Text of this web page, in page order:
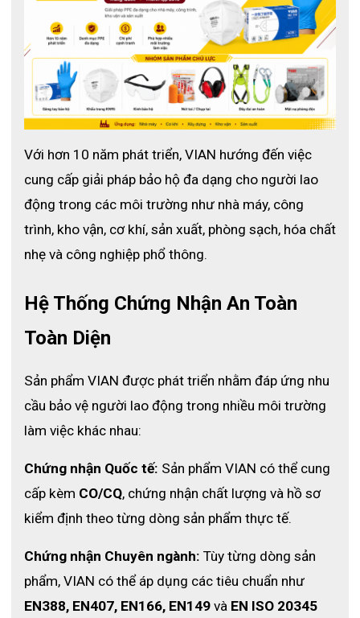
Khẩu trang chống bụi mịn VIAN 9502V+
1. Đặc điểm nổi bật – Công nghệ và thiết kế
vượt trội
- Xuất xứ: Trung Quốc
- Mã sản phẩm: 9502V+
- Tiêu chuẩn: KN95 (GB2626-2019)
- Thiết kế: Dạng gấp phẳng, có van thở
- Dây đeo: Thun đàn hồi qua đầu
- Kẹp mũi: Xốp mềm, điều chỉnh ôm sát
- Màu sắc: Trắng
- Đóng gói: 25 cái/hộp (mỗi chiếc đóng riêng lẻ)
Với hơn 10 năm phát triển, VIAN hướng đến việc
cung cấp giải pháp bảo hộ đa dạng cho người lao
động trong các môi trường như nhà máy, công
trình, kho vận, cơ khí, sản xuất, phòng sạch, hóa chất
nhẹ và công nghiệp phổ thông.
Hệ Thống Chứng Nhận An Toàn
Toàn Diện
Sản phẩm VIAN được phát triển nhằm đáp ứng nhu
cầu bảo vệ người lao động trong nhiều môi trường
làm việc khác nhau:
Chứng nhận Quốc tế: Sản phẩm VIAN có thể cung
cấp kèm CO/CQ, chứng nhận chất lượng và hồ sơ
kiểm định theo từng dòng sản phẩm thực tế.
Chứng nhận Chuyên ngành: Tùy từng dòng sản
EN388, EN407, EN166, EN149 và EN ISO 20345